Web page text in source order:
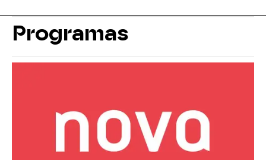
Programas